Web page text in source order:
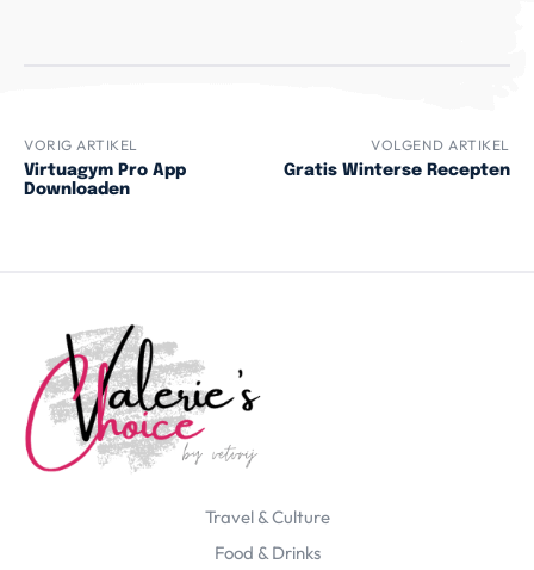
VORIG ARTIKEL
Virtuagym Pro App
Downloaden
VOLGEND ARTIKEL
Gratis Winterse Recepten
Travel & Culture
Food & Drinks